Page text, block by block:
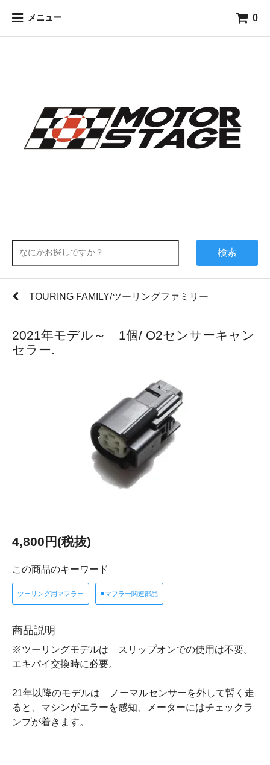
メニュー 0
検索
TOURING FAMILY/ツーリングファミリー
2021年モデル～ 1個/ O2センサーキャン
セラー.
4,800円(税抜)
この商品のキーワード
ツーリング用マフラー ■マフラー関連部品
商品説明
※ツーリングモデルは スリップオンでの使用は不要。
エキパイ交換時に必要。
21年以降のモデルは ノーマルセンサーを外して暫く走
ると、マシンがエラーを感知、メーターにはチェックラ
ンプが着きます。